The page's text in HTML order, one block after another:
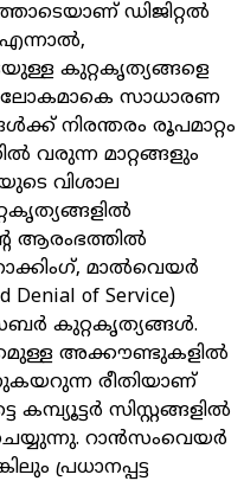
ഡിജിറ്റല്‍
കുറ്റകൃത്യങ്ങളെ
ലോകമാകെ സാധാരണ
നിരന്തരം രൂപമാറ്റം
വരുന്ന മാറ്റങ്ങളും
വിശാല
ആരംഭത്തില്‍
മാല്‍വെയര്‍
of Service)
കുറ്റകൃത്യങ്ങള്‍.
അക്കൗണ്ടുകളില്‍
രീതിയാണ്
സിസ്റ്റങ്ങളില്‍
റാന്‍സംവെയർ
പ്രധാനപ്പട്ട